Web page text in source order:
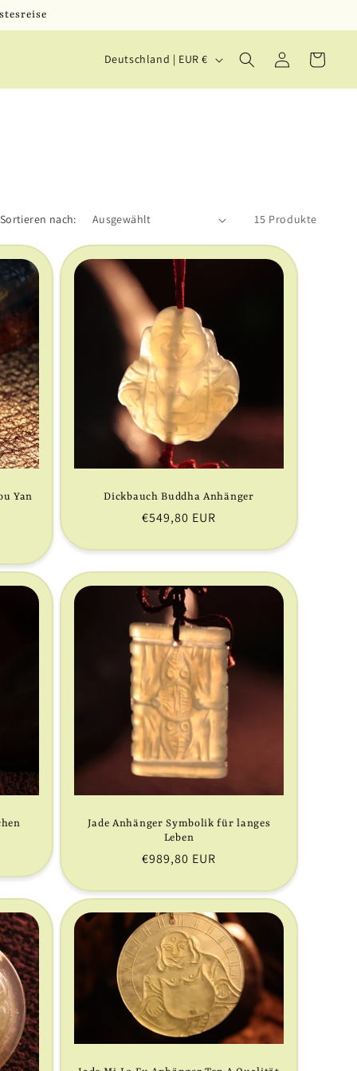
L
a
e
g
i
o
Deutschland | EUR € EinloggenWarenkorb
Sortieren nach: 15 Produkte
Yan
Dickbauch Buddha Anhänger
Normaler
€549,80 EUR
Jade Anhänger Symbolik für langes
Leben
Normaler
€989,80 EUR